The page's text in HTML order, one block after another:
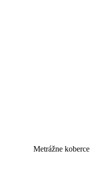
Metrážne koberce